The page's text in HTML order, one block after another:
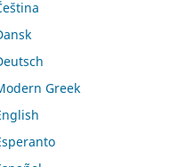
Greek